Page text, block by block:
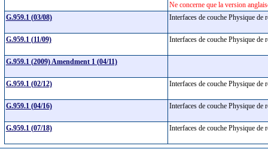
Ne concerne que la version
G.959.1 (03/08)
Interfaces de couche Physique
G.959.1 (11/09) Interfaces de couche Physique
G.959.1 (2009) Amendment 1 (04/11)
G.959.1 (02/12) Interfaces de couche Physique
G.959.1 (04/16) Interfaces de couche Physique
G.959.1 (07/18) Interfaces de couche Physique